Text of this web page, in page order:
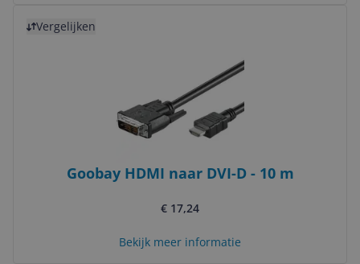
Vergelijken
Goobay HDMI naar DVI-D - 10 m
€ 17,24
Bekijk meer informatie